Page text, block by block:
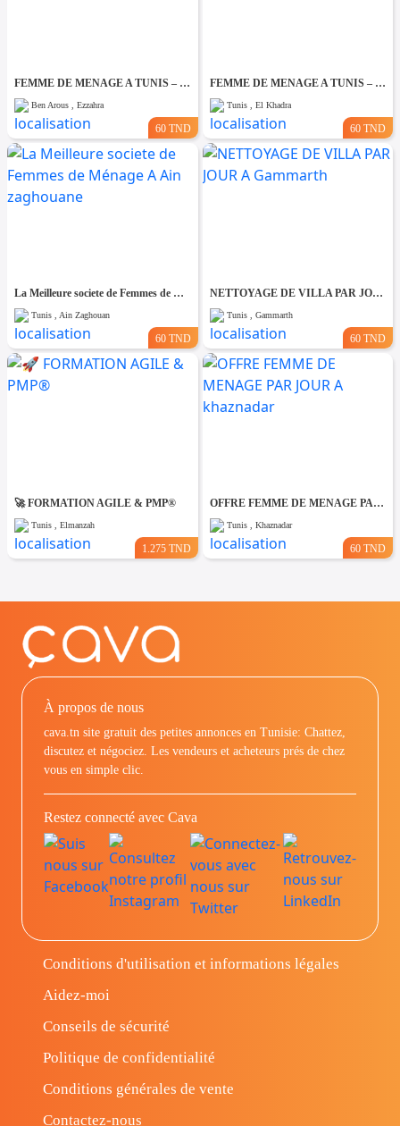
FEMME DE MENAGE A TUNIS – PAR JOUR A Ezzahra
Ben Arous , Ezzahra
60 TND
FEMME DE MENAGE A TUNIS – PAR JOUR A El khadhra
Tunis , El Khadra
60 TND
La Meilleure societe de Femmes de Ménage A Ain zaghouane
Tunis , Ain Zaghouan
60 TND
NETTOYAGE DE VILLA PAR JOUR A Gammarth
Tunis , Gammarth
60 TND
🚀 FORMATION AGILE & PMP®
Tunis , Elmanzah
1.275 TND
OFFRE FEMME DE MENAGE PAR JOUR A khaznadar
Tunis , Khaznadar
60 TND
À propos de nous
cava.tn site gratuit des petites annonces en Tunisie: Chattez,
discutez et négociez. Les vendeurs et acheteurs prés de chez
vous en simple clic.
Restez connecté avec Cava
Conditions d'utilisation et informations légales
Aidez-moi
Conseils de sécurité
Politique de confidentialité
Conditions générales de vente
Contactez-nous